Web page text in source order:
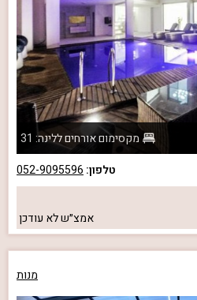
מקסימום אורחים ללינה: 31
טלפון: 052-9095596
אמצ״שלא עודכן
מנות